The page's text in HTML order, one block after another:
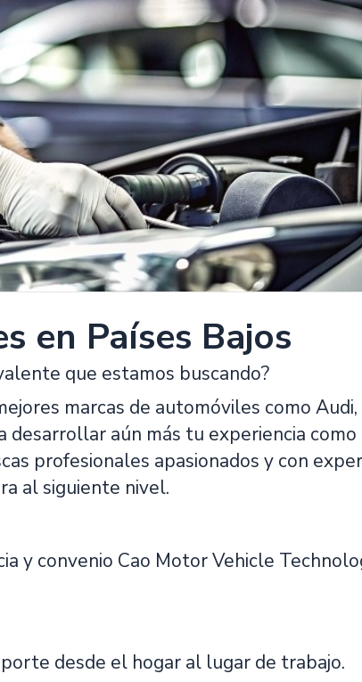
en Países Bajos
que estamos buscando?
marcas de automóviles como
desarrollar aún más tu experiencia
profesionales apasionados y con
al siguiente nivel.
y convenio Cao Motor Vehicle
desde el hogar al lugar de trabajo.